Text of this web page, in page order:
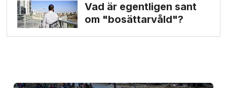
Vad är egentligen sant
om "bosättarvåld"?